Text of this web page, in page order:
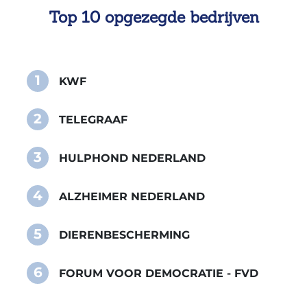
Top 10 opgezegde bedrijven
1 KWF
2 TELEGRAAF
3 HULPHOND NEDERLAND
4 ALZHEIMER NEDERLAND
5 DIERENBESCHERMING
6 FORUM VOOR DEMOCRATIE - FVD